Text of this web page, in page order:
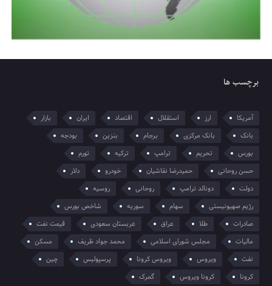
برچسب ها
آمریکا ارز استقلال اقتصاد ایران
بازار
بانک
بانک مرکزی برجام بنزین
بودجه
بورس
تحریم ترامپ ترکیه
تورم
حسن روحانی
حمیدرضا نقاشیان خودرو
دلار
دولت
دونالد ترامپ روحانی
روسیه
رژیم صهیونیستی
سهام سوریه
شاخص بورس
صادرات
طلا عراق عربستان سعودی
قیمت نفت
مالیات
مجلس شورای اسلامی محمد جواد ظریف
مسکن
نفت
ویروس ویروس کرونا پرسپولیس
چین
کرونا
کرونا ویروس گمرک